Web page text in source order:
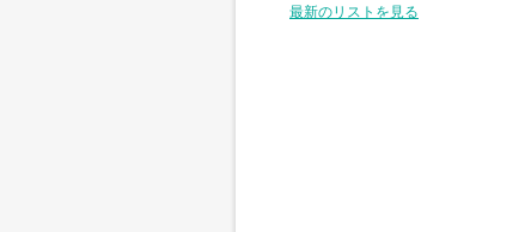
最新のリストを見る